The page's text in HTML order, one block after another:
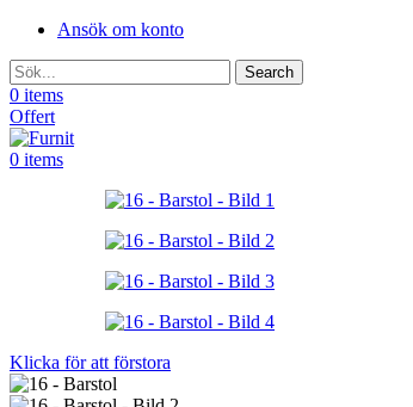
Ansök om konto
Search
0 items
Offert
0 items
Klicka för att förstora